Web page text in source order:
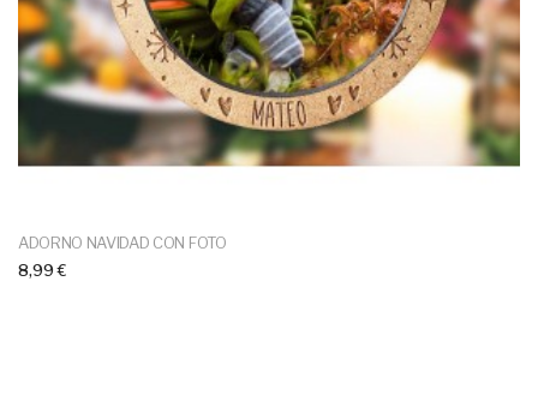
ADORNO NAVIDAD CON FOTO
8,99 €